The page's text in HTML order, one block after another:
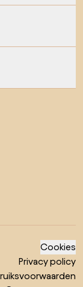
Cookies
Privacy policy